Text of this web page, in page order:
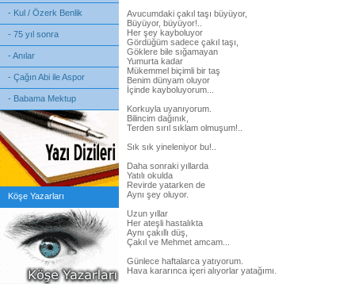
- Kul / Özerk Benlik
- 75 yıl sonra
- Anılar
- Çağın Abi ile Aspor
- Babama Mektup
Köşe Yazarları
Avucumdaki çakıl taşı büyüyor,
Büyüyor, büyüyor!..
Her şey kayboluyor
Gördüğüm sadece çakıl taşı,
Göklere bile sığamayan
Yumurta kadar
Mükemmel biçimli bir taş
Benim dünyam oluyor
İçinde kayboluyorum...
Korkuyla uyanıyorum.
Bilincim dağınık,
Terden sırıl sıklam olmuşum!..
Sık sık yineleniyor bu!..
Daha sonraki yıllarda
Yatılı okulda
Revirde yatarken de
Aynı şey oluyor.
Uzun yıllar
Her ateşli hastalıkta
Aynı çakıllı düş,
Çakıl ve Mehmet amcam...
Günlece haftalarca yatıyorum.
Hava kararınca içeri alıyorlar yatağımı.